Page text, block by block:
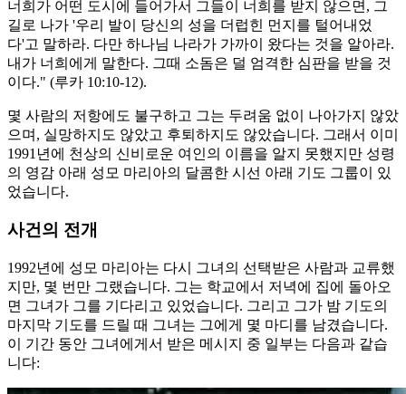
너희가 어떤 도시에 들어가서 그들이 너희를 받지 않으면, 그
길로 나가 '우리 발이 당신의 성을 더럽힌 먼지를 털어내었
다'고 말하라. 다만 하나님 나라가 가까이 왔다는 것을 알아라.
내가 너희에게 말한다. 그때 소돔은 덜 엄격한 심판을 받을 것
이다." (루카 10:10-12).
몇 사람의 저항에도 불구하고 그는 두려움 없이 나아가지 않았
으며, 실망하지도 않았고 후퇴하지도 않았습니다. 그래서 이미
1991년에 천상의 신비로운 여인의 이름을 알지 못했지만 성령
의 영감 아래 성모 마리아의 달콤한 시선 아래 기도 그룹이 있
었습니다.
사건의 전개
1992년에 성모 마리아는 다시 그녀의 선택받은 사람과 교류했
지만, 몇 번만 그랬습니다. 그는 학교에서 저녁에 집에 돌아오
면 그녀가 그를 기다리고 있었습니다. 그리고 그가 밤 기도의
마지막 기도를 드릴 때 그녀는 그에게 몇 마디를 남겼습니다.
이 기간 동안 그녀에게서 받은 메시지 중 일부는 다음과 같습
니다: